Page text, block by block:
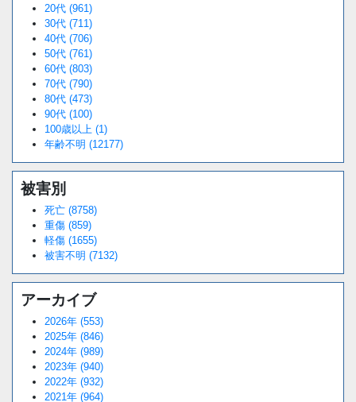
20代 (961)
30代 (711)
40代 (706)
50代 (761)
60代 (803)
70代 (790)
80代 (473)
90代 (100)
100歳以上 (1)
年齢不明 (12177)
被害別
死亡 (8758)
重傷 (859)
軽傷 (1655)
被害不明 (7132)
アーカイブ
2026年 (553)
2025年 (846)
2024年 (989)
2023年 (940)
2022年 (932)
2021年 (964)